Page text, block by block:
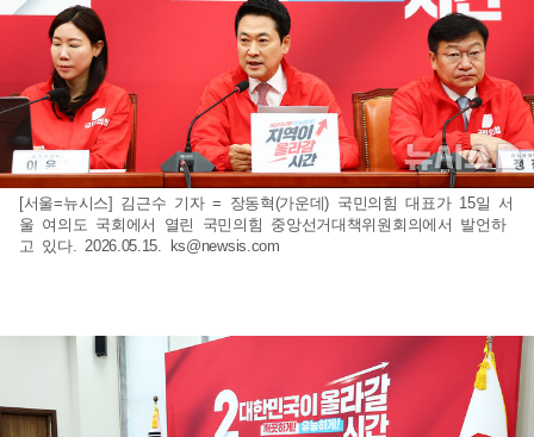
[서울=뉴시스] 김근수 기자 = 장동혁(가운데) 국민의힘 대표가 15일 서
울 여의도 국회에서 열린 국민의힘 중앙선거대책위원회의에서 발언하
고 있다. 2026.05.15.
ks@newsis.com